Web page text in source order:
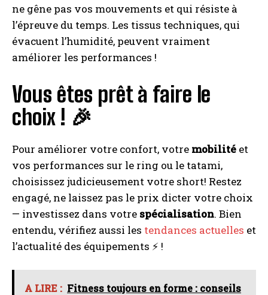
I've read and accept thePrivacy Policy.
maximale en musculation
ne gêne pas vos mouvements et qui résiste à
l’épreuve du temps. Les tissus techniques, qui
évacuent l’humidité, peuvent vraiment
améliorer les performances !
Vous êtes prêt à faire le
choix ! 🎉
Pour améliorer votre confort, votre mobilité et
vos performances sur le ring ou le tatami,
choisissez judicieusement votre short! Restez
engagé, ne laissez pas le prix dicter votre choix
— investissez dans votre spécialisation. Bien
entendu, vérifiez aussi les tendances actuelles et
l’actualité des équipements ⚡ !
A LIRE : Fitness toujours en forme : conseils